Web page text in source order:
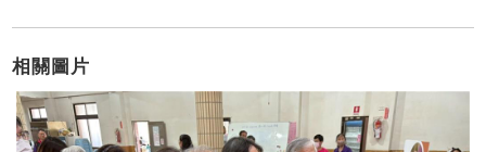
相關圖片